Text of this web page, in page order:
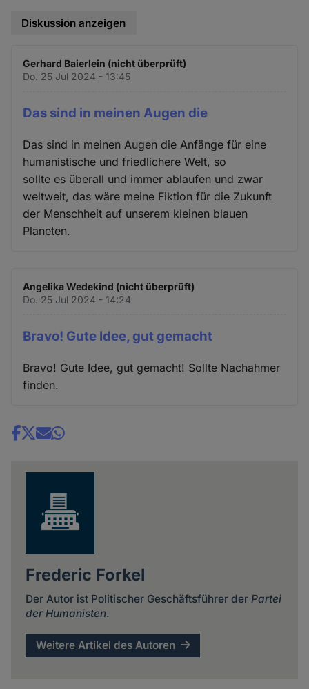
Diskussion anzeigen
Gerhard Baierlein (nicht überprüft)
Do. 25 Jul 2024 - 13:45
Das sind in meinen Augen die
Das sind in meinen Augen die Anfänge für eine
humanistische und friedlichere Welt, so
sollte es überall und immer ablaufen und zwar
weltweit, das wäre meine Fiktion für die Zukunft
der Menschheit auf unserem kleinen blauen
Planeten.
Angelika Wedekind (nicht überprüft)
Do. 25 Jul 2024 - 14:24
Bravo! Gute Idee, gut gemacht
Bravo! Gute Idee, gut gemacht! Sollte Nachahmer
finden.
Share
Frederic Forkel
Der Autor ist Politischer Geschäftsführer der Partei
der Humanisten.
Weitere Artikel des Autoren